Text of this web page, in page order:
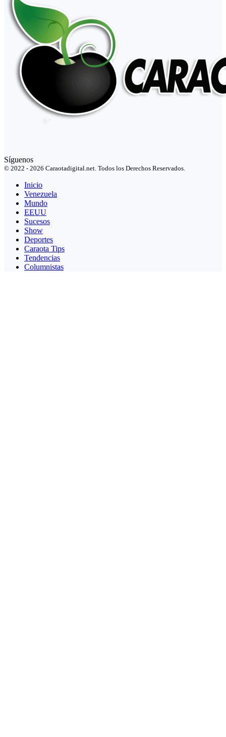
Síguenos
© 2022 - 2026 Caraotadigital.net. Todos los Derechos Reservados.
Inicio
Venezuela
Mundo
EEUU
Sucesos
Show
Deportes
Caraota Tips
Tendencias
Columnistas